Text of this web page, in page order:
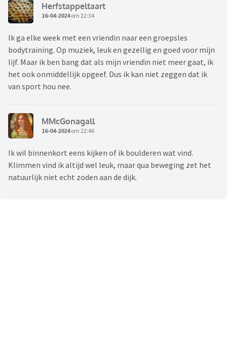
Herfstappeltaart
16-04-2024om 22:34
Ik ga elke week met een vriendin naar een groepsles
bodytraining. Op muziek, leuk en gezellig en goed voor mijn
lijf. Maar ik ben bang dat als mijn vriendin niet meer gaat, ik
het ook onmiddellijk opgeef. Dus ik kan niet zeggen dat ik
van sport hou nee.
MMcGonagall
16-04-2024om 22:46
Ik wil binnenkort eens kijken of ik boulderen wat vind.
Klimmen vind ik altijd wel leuk, maar qua beweging zet het
natuurlijk niet echt zoden aan de dijk.